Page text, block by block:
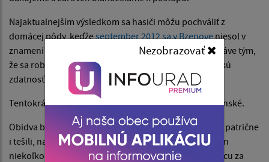
Nezobrazovať
Najaktualnejším výsledkom sa hasiči môžu pochváliť z
domácej pôdy, keďžeseptember 2012 sa v Bzenoveniesol v
znamení hasičskej súťaže, ktorá je u nás zaujímavá práve tým,
že sa robí do kopca, čo už ako obvykle preverí aj fyzickú
zdatnosť družstiev DHZ.
Tentokrát sa súťaže zúčastnilo 6 družstiev, z toho 2 ženské.
Obidva bzenovské zostavy vyhrali 1. miesto, z čoho sa patrične
i tešili, napriek tomu, že domáci tím prišlo podporiť len
niekoľko Bzenovčanov, ktorí vymenili sobotňajšiu prácu za